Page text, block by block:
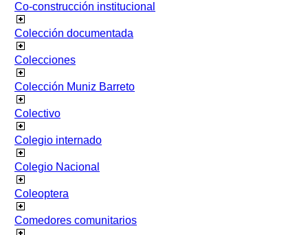
Co-construcción institucional
Colección documentada
Colecciones
Colección Muniz Barreto
Colectivo
Colegio internado
Colegio Nacional
Coleoptera
Comedores comunitarios